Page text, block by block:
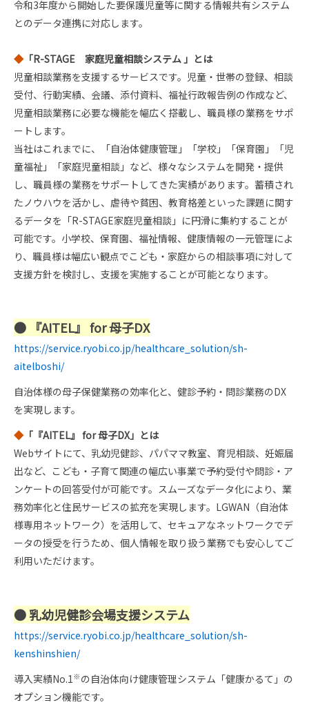
令和3年度から開始した要保護児童等に関する情報共有システム
とのデータ連携に対応します。
◆「R-STAGE 家庭児童相談システム 」とは
児童相談業務を支援するサービスです。児童・世帯の登録、相談
受付、行動実績、会議、添付資料、福祉行政報告例の作成など、
児童相談業務に必要な機能を幅広く搭載し、職員様の業務をサポ
ートします。
当社はこれまでに、「自治体健康管理」「学校」「保育園」「児
童福祉」「家庭児童相談」など、様々なシステムを開発・提供
し、職員様の業務をサポートしてきた実績があります。蓄積され
たノウハウを活かし、虐待や貧困、教育格差といった課題に関す
るデータを「R-STAGE家庭児童相談」に円滑に集約することが
可能です。小学校、保育園、福祉情報、健康情報の一元管理によ
り、職員様は幅広い観点でこども・家庭からの相談事項に対して
支援方針を検討し、支援を実施することが可能となります。
● 『AITEL』 for 母子DX
https://service.ryobi.co.jp/healthcare_solution/sh-
aitelboshi/
自治体様の母子保健業務の効率化と、健診予約・問診業務のDX
を実現します。
◆「『AITEL』 for 母子DX」とは
Webサイトにて、乳幼児健診、パパママ教室、育児相談、妊娠届
出など、こども・子育て関連の幅広い事業で予約受付や問診・ア
ンケートの回答受付が可能です。スムーズなデータ化により、業
務効率化と住民サービスの拡充を実現します。LGWAN（自治体
様専用ネットワーク）を活用して、セキュアなネットワークでデ
ータの授受を行うため、個人情報を取り扱う業務でも安心してご
利用いただけます。
● 乳幼児健診会場支援システム
https://service.ryobi.co.jp/healthcare_solution/sh-
kenshinshien/
導入実績No.1※ の自治体向け健康管理システム「健康かるて」の
オプション機能です。